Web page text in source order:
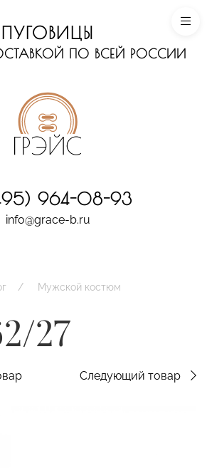
ПУГОВИЦЫ
ПО ВСЕЙ РОССИИ
964-08-93
info@grace-b.ru
Мужской костюм
27
Следующий товар